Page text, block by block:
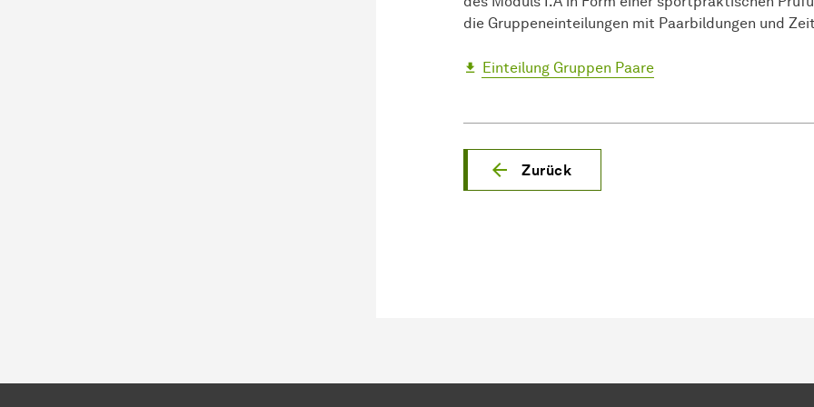
die Gruppeneinteilungen mit Paarbildungen und
Einteilung Gruppen Paare
Zurück